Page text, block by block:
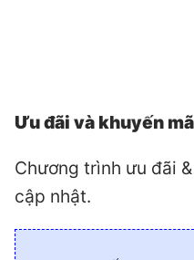
Ưu đãi và khuyến
Chương trình ưu đãi
cập nhật.